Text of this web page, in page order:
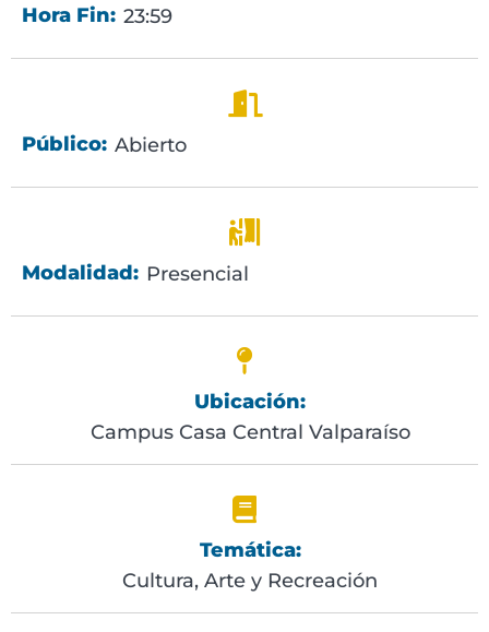
Hora Fin: 23:59
Público: Abierto
Modalidad: Presencial
Ubicación:
Campus Casa Central Valparaíso
Temática:
Cultura, Arte y Recreación